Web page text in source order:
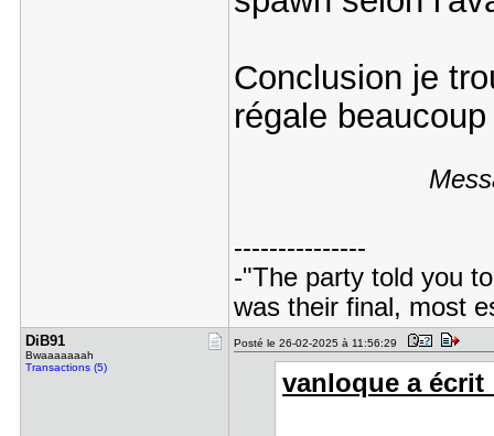
Conclusion je
régale
---------------
-"The party told you
was their final, most
DiB91
Bwaaaaaaah
Transactions (5)
Posté le 26-02-2025 à 11:56:29
vanloque a écrit